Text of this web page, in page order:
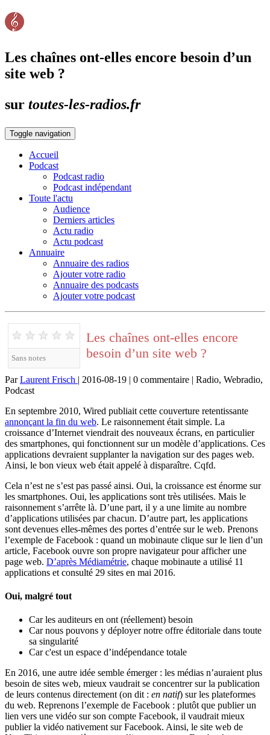
Les chaînes ont-elles encore besoin d’un
site web ?
sur toutes-les-radios.fr
Toggle navigation
Accueil
Podcast
Podcast radio
Podcast indépendant
Toute l'actu
Audience
Derniers articles
Actu radio
Actu podcast
Annuaire
Annuaire des radios
Ajouter votre radio
Annuaire des podcasts
Ajouter votre podcast
★ ★ ★ ★ ★
Sans notes
Les chaînes ont-elles encore
besoin d’un site web ?
ParLaurent Frisch | 2016-08-19 | 0 commentaire | Radio, Webradio,
Podcast
En septembre 2010, Wired publiait cette couverture retentissante
annonçant la fin du web. Le raisonnement était simple. La
croissance d’Internet viendrait des nouveaux écrans, en particulier
des smartphones, qui fonctionnent sur un modèle d’applications. Ces
applications devraient supplanter la navigation sur des pages web.
Ainsi, le bon vieux web était appelé à disparaître. Cqfd.
Cela n’est ne s’est pas passé ainsi. Oui, la croissance est énorme sur
les smartphones. Oui, les applications sont très utilisées. Mais le
raisonnement s’arrête là. D’une part, il y a une limite au nombre
d’applications utilisées par chacun. D’autre part, les applications
sont devenues elles-mêmes des portes d’entrée sur le web. Prenons
l’exemple de Facebook : quand un mobinaute clique sur le lien d’un
article, Facebook ouvre son propre navigateur pour afficher une
page web. D’après Médiamétrie, chaque mobinaute a utilisé 11
applications et consulté 29 sites en mai 2016.
Oui, malgré tout
Car les auditeurs en ont (réellement) besoin
Car nous pouvons y déployer notre offre éditoriale dans toute
sa singularité
Car c'est un espace d’indépendance totale
En 2016, une autre idée semble émerger : les médias n’auraient plus
besoin de sites web, mieux vaudrait se concentrer sur la publication
de leurs contenus directement (on dit : en natif) sur les plateformes
du web. Reprenons l’exemple de Facebook : plutôt que publier un
lien vers une vidéo sur son compte Facebook, il vaudrait mieux
publier la vidéo nativement sur Facebook. Ainsi, le site web de